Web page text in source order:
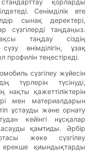
қорларды
Сенімділік өте
сынақ деректері,
сүзгілерді таңдаңыз.
таңдау сіздің
өнімділігін, ұзақ
профилін теңестіреді.
сүзгілеу жүйесін
түрлерін түсінуді,
нақты қажеттіліктерін
мен материалдарын
ұстауды және орнату
кейінгі нұсқалар
қамтиды. Әрбір
жеке сүзгілеу
ерекше қиындықтарды